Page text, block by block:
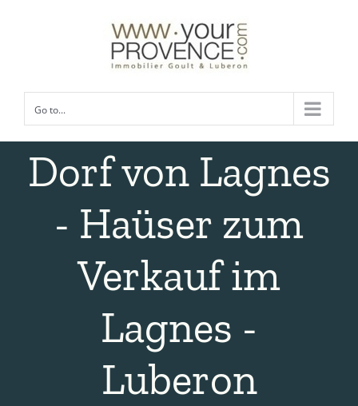
Go to...
Dorf von Lagnes
- Haüser zum
Verkauf im
Lagnes -
Luberon